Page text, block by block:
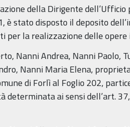
della Dirigente
è stato disposto il deposito
per la realizzazione delle opere
Nanni Andrea, Nanni Paolo,
Nanni Maria Elena,
di Forlì al Foglio 202,
determinata ai sensi dell’art.